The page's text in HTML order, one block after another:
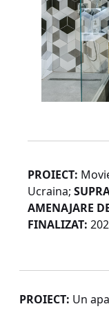
PROIECT:
Ucraina;
AMENAJARE
FINALIZAT:
PROIECT: Un